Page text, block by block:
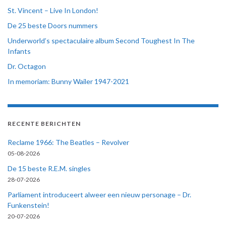
St. Vincent – Live In London!
De 25 beste Doors nummers
Underworld’s spectaculaire album Second Toughest In The
Infants
Dr. Octagon
In memoriam: Bunny Wailer 1947-2021
RECENTE BERICHTEN
Reclame 1966: The Beatles – Revolver
05-08-2026
De 15 beste R.E.M. singles
28-07-2026
Parliament introduceert alweer een nieuw personage – Dr.
Funkenstein!
20-07-2026